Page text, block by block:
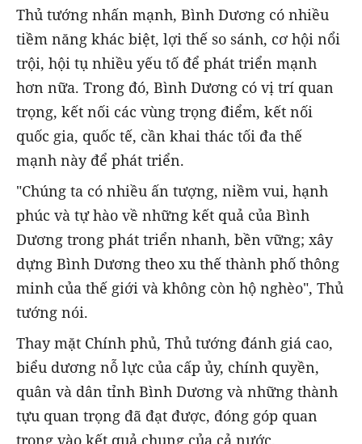
Thủ tướng nhấn mạnh, Bình Dương có nhiều
tiềm năng khác biệt, lợi thế so sánh, cơ hội nổi
trội, hội tụ nhiều yếu tố để phát triển mạnh
hơn nữa. Trong đó, Bình Dương có vị trí quan
trọng, kết nối các vùng trọng điểm, kết nối
quốc gia, quốc tế, cần khai thác tối đa thế
mạnh này để phát triển.
"Chúng ta có nhiều ấn tượng, niềm vui, hạnh
phúc và tự hào về những kết quả của Bình
Dương trong phát triển nhanh, bền vững; xây
dựng Bình Dương theo xu thế thành phố thông
minh của thế giới và không còn hộ nghèo", Thủ
tướng nói.
Thay mặt Chính phủ, Thủ tướng đánh giá cao,
biểu dương nỗ lực của cấp ủy, chính quyền,
quân và dân tỉnh Bình Dương và những thành
tựu quan trọng đã đạt được, đóng góp quan